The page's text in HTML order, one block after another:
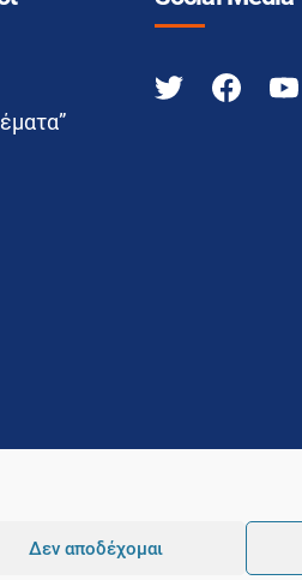
Δεν αποδέχομαι